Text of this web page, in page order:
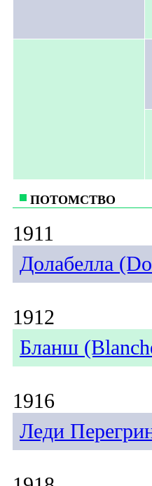
ПОТОМСТВО
1911
Долабелла
1912
Бланш
1916
Леди